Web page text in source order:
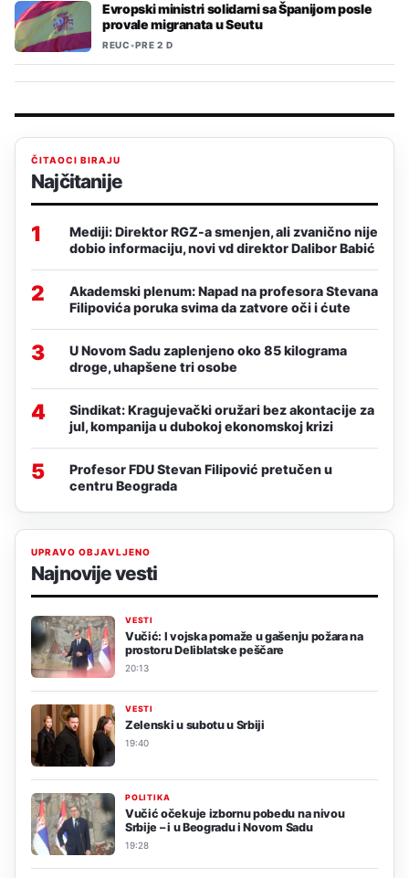
Evropski ministri solidarni sa Španijom posle
provale migranata u Seutu
REUC•PRE 2 D
ČITAOCI BIRAJU
Najčitanije
1
Mediji: Direktor RGZ-a smenjen, ali zvanično nije
dobio informaciju, novi vd direktor Dalibor Babić
2
Akademski plenum: Napad na profesora Stevana
Filipovića poruka svima da zatvore oči i ćute
3
U Novom Sadu zaplenjeno oko 85 kilograma
droge, uhapšene tri osobe
4
Sindikat: Kragujevački oružari bez akontacije za
jul, kompanija u dubokoj ekonomskoj krizi
5
Profesor FDU Stevan Filipović pretučen u
centru Beograda
UPRAVO OBJAVLJENO
Najnovije vesti
VESTI
Vučić: I vojska pomaže u gašenju požara na
prostoru Deliblatske peščare
20:13
VESTI
Zelenski u subotu u Srbiji
19:40
POLITIKA
Vučić očekuje izbornu pobedu na nivou
Srbije – i u Beogradu i Novom Sadu
19:28